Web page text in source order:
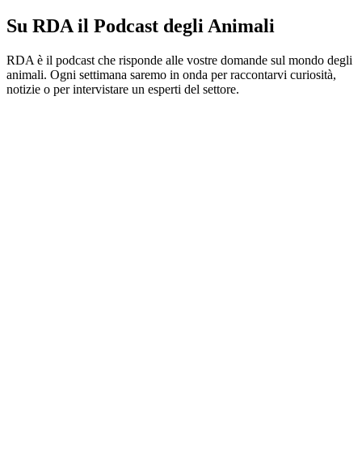
Su RDA il Podcast degli Animali
RDA è il podcast che risponde alle vostre domande sul mondo degli
animali. Ogni settimana saremo in onda per raccontarvi curiosità,
notizie o per intervistare un esperti del settore.